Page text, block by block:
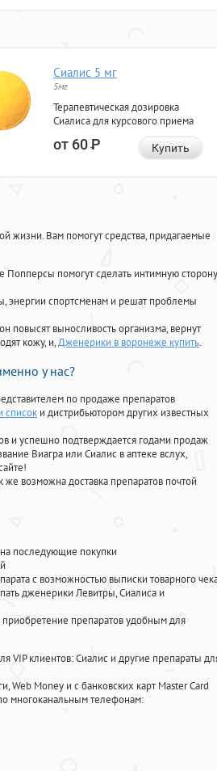
Сиалис 5 мг
5мг
Терапевтическая дозировка
Сиалиса для курсового приема
от 60Р Купить
жизни. Вам помогут средства, придагаемые
Попперсы помогут сделать интимную сторону
энергии спортсменам и решат проблемы
повысят выносливость организма, вернут
кожу, и,Дженерики в воронеже купить.
у нас?
по продаже препаратов
список и дистрибьютором других известных
и успешно подтверждается годами продаж
Виагра или Сиалис в аптеке вслух,
же возможна доставка препаратов почтой
на последующие покупки
с возможностью выписки товарного
дженерики Левитры, Сиалиса и
препаратов удобным для
VIP клиентов: Сиалис и другие препараты
Money и с банковских карт Master Card
многоканальным телефонам: